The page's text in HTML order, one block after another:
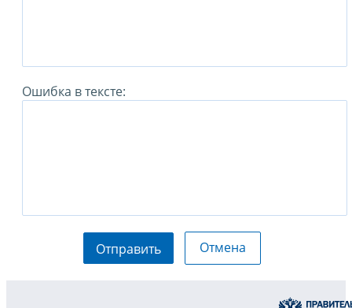
Ошибка в тексте:
Отправить Отмена